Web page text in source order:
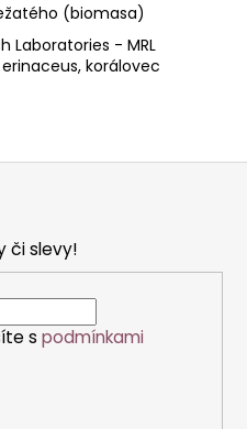
(biomasa)
Laboratories - MRL
korálovec
či slevy!
s podmínkami